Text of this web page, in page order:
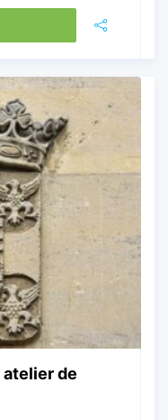
atelier de